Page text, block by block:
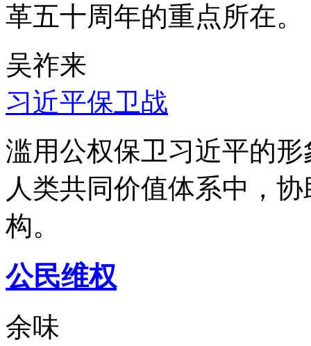
革五十周年的重点所在。
吴祚来
习近平保卫战
滥用公权保卫习近平的
人类共同价值体系中，
构。
公民维权
余味